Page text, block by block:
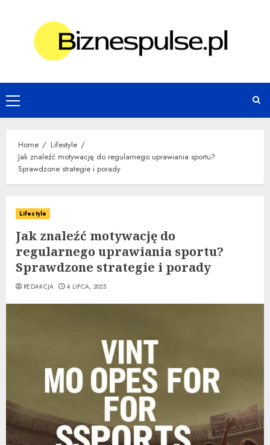
Primary
Menu
Home
Lifestyle
Jak znaleźć motywację do regularnego uprawiania sportu?
Sprawdzone strategie i porady
Lifestyle
Jak znaleźć motywację do
regularnego uprawiania sportu?
Sprawdzone strategie i porady
REDAKCJA 4 LIPCA, 2025